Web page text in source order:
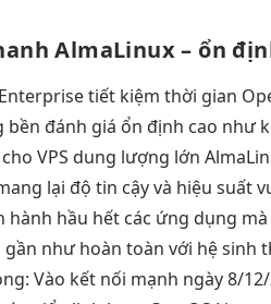
AlmaLinux – ổn
tiết kiệm thời gian
bền đánh giá ổn định cao như
cho VPS dung lượng lớn
lại độ tin cậy và hiệu
hành hầu hết các ứng dụng
như hoàn toàn với hệ sinh
Vào kết nối mạnh ngày 8/